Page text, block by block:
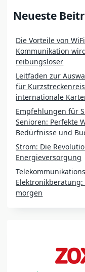
Neueste
Die Vorteile von
Kommunikation
reibungsloser
Leitfaden zur
für
internationale
Empfehlungen für
Senioren: Perfekte
Bedürfnisse und
Strom: Die
Energieversorgung
Elektronikberatung:
morgen